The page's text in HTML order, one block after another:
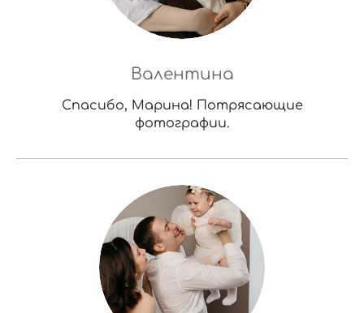
Валентина
Спасибо, Марина! Потрясающие
фотографии.